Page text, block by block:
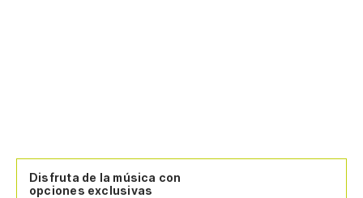
Disfruta de la música con
opciones exclusivas